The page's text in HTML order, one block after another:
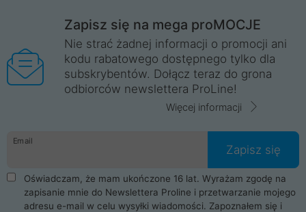
Zapisz się na mega proMOCJE
Nie strać żadnej informacji o promocji ani
kodu rabatowego dostępnego tylko dla
subskrybentów. Dołącz teraz do grona
odbiorców newslettera ProLine!
Więcej informacji
Email
Zapisz się
Oświadczam, że mam ukończone 16 lat. Wyrażam zgodę na
zapisanie mnie do Newslettera Proline i przetwarzanie mojego
adresu e-mail w celu wysyłki wiadomości. Zapoznałem się i